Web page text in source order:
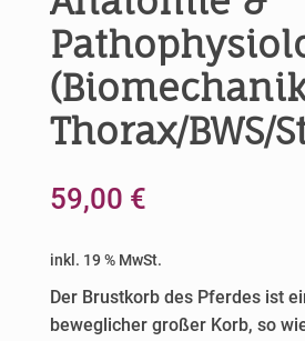
Thorax/BWS/
59,00 €
inkl. 19 % MwSt.
Der Brustkorb des Pferdes ist
beweglicher großer Korb, so